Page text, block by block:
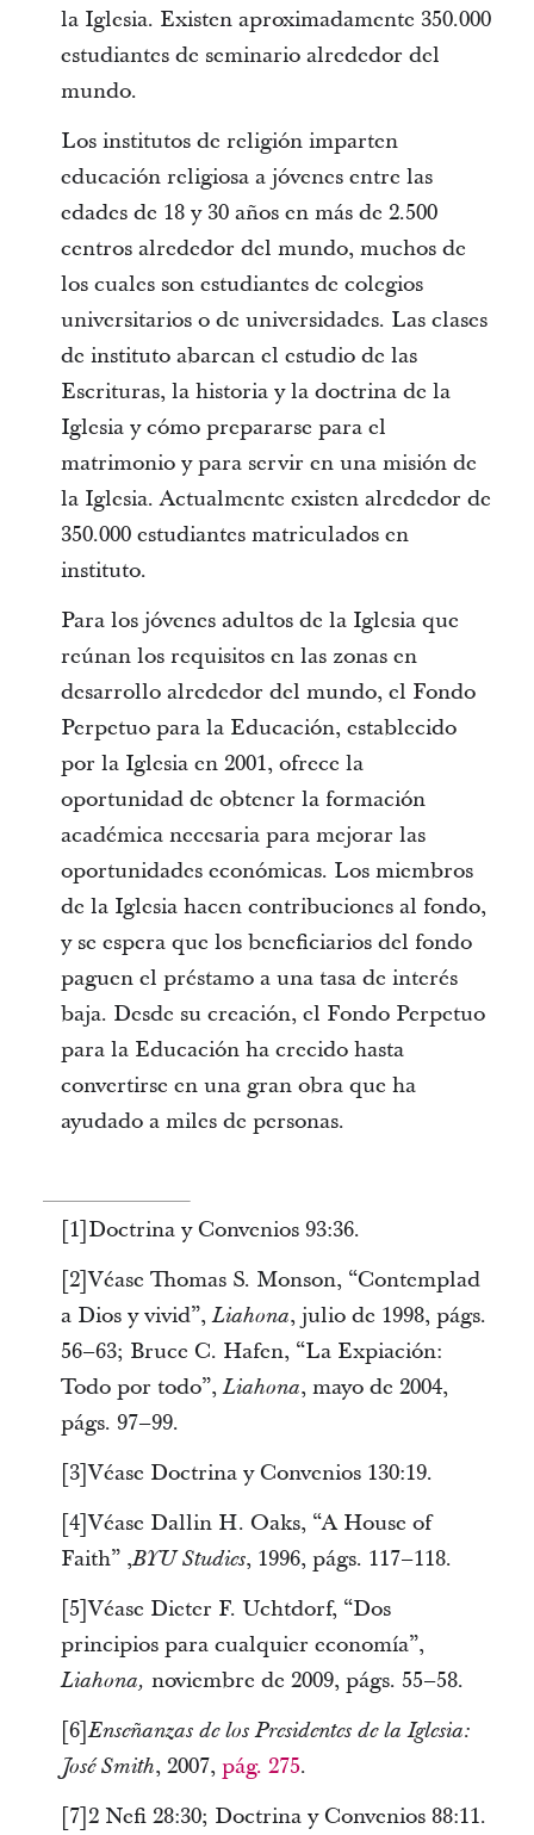
la Iglesia. Existen aproximadamente 350.000
estudiantes de seminario alrededor del
mundo.
Los institutos de religión imparten
educación religiosa a jóvenes entre las
edades de 18 y 30 años en más de 2.500
centros alrededor del mundo, muchos de
los cuales son estudiantes de colegios
universitarios o de universidades. Las clases
de instituto abarcan el estudio de las
Escrituras, la historia y la doctrina de la
Iglesia y cómo prepararse para el
matrimonio y para servir en una misión de
la Iglesia. Actualmente existen alrededor de
350.000 estudiantes matriculados en
instituto.
Para los jóvenes adultos de la Iglesia que
reúnan los requisitos en las zonas en
desarrollo alrededor del mundo, el Fondo
Perpetuo para la Educación, establecido
por la Iglesia en 2001, ofrece la
oportunidad de obtener la formación
académica necesaria para mejorar las
oportunidades económicas. Los miembros
de la Iglesia hacen contribuciones al fondo,
y se espera que los beneficiarios del fondo
paguen el préstamo a una tasa de interés
baja. Desde su creación, el Fondo Perpetuo
para la Educación ha crecido hasta
convertirse en una gran obra que ha
ayudado a miles de personas.
[1]Doctrina y Convenios 93:36.
[2]Véase Thomas S. Monson, “Contemplad
a Dios y vivid”,Liahona, julio de 1998, págs.
56–63; Bruce C. Hafen, “La Expiación:
Todo por todo”,Liahona, mayo de 2004,
págs. 97–99.
[3]Véase Doctrina y Convenios 130:19.
[4]Véase Dallin H. Oaks, “A House of
Faith” ,BYU Studies, 1996, págs. 117–118.
[5]Véase Dieter F. Uchtdorf, “Dos
principios para cualquier economía”,
Liahona, noviembre de 2009, págs. 55–58.
[6]Enseñanzas de los Presidentes de la Iglesia:
José Smith, 2007, pág. 275.
[7]2 Nefi 28:30; Doctrina y Convenios 88:11.